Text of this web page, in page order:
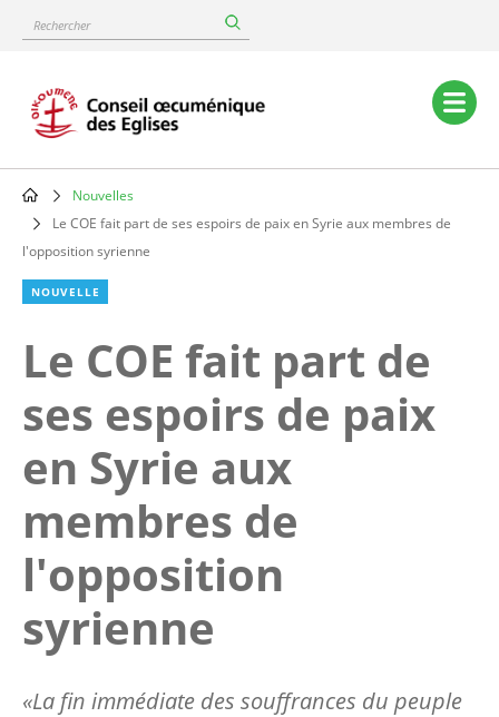
content
Rechercher
Main
navigation
Breadcrumb
Nouvelles
Le COE fait part de ses espoirs de paix en Syrie aux membres de
l'opposition syrienne
NOUVELLE
Le COE fait part de
ses espoirs de paix
en Syrie aux
membres de
l'opposition
syrienne
«La fin immédiate des souffrances du peuple